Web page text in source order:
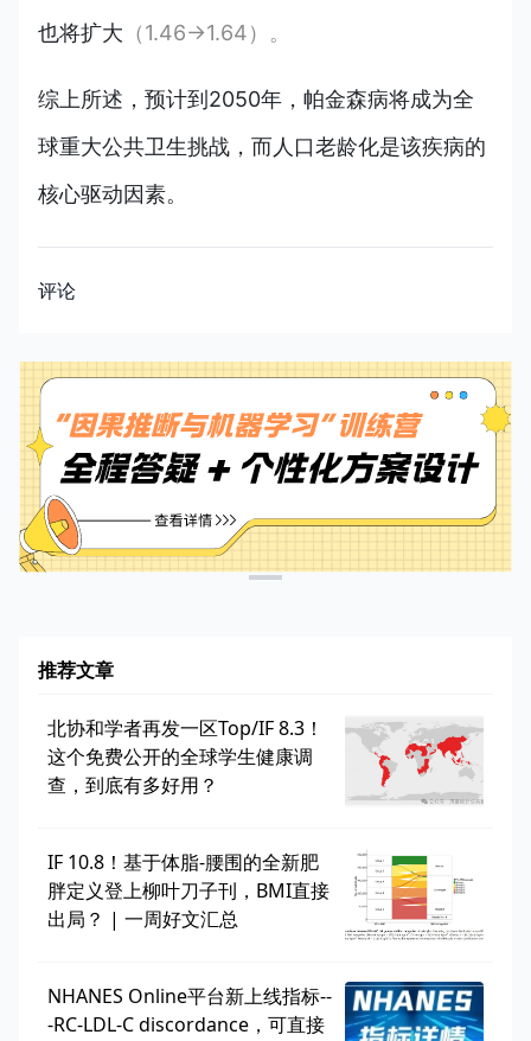
也将扩大 （1.46→1.64）。
综上所述，预计到2050年，帕金森病将成为全
球重大公共卫生挑战，而人口老龄化是该疾病的
核心驱动因素。
评论
推荐文章
北协和学者再发一区Top/IF 8.3！
这个免费公开的全球学生健康调
查，到底有多好用？
IF 10.8！基于体脂-腰围的全新肥
胖定义登上柳叶刀子刊，BMI直接
出局？ | 一周好文汇总
NHANES Online平台新上线指标--
-RC-LDL-C discordance，可直接